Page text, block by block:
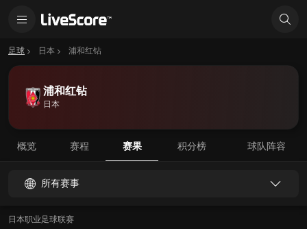
足球 日本 浦和红钻
浦和红钻
日本
概览 赛程 赛果 积分榜 球队阵容
所有赛事
日本职业足球联赛